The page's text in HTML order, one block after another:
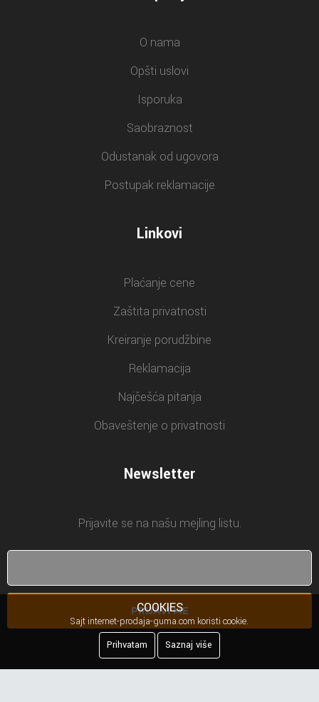
O nama
Opšti uslovi
Isporuka
Saobraznost
Odustanak od ugovora
Postupak reklamacije
Linkovi
Plaćanje cene
Zaštita privatnosti
Kreiranje porudžbine
Reklamacija
Najčešća pitanja
Obaveštenje o privatnosti
Newsletter
Prijavite se na našu mejling listu.
PRIJAVI ME
COOKIES
Sajt internet-prodaja-guma.com koristi cookie.
Prihvatam
Saznaj više